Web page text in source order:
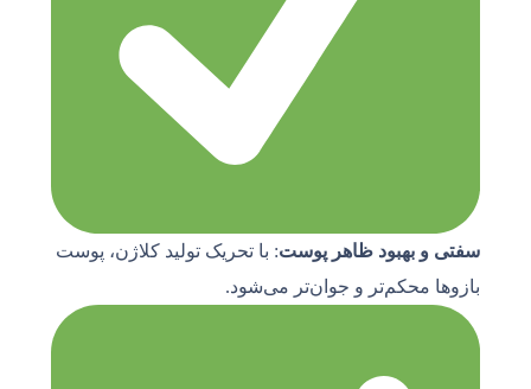
سفتی و بهبود ظاهر پوست: با تحریک تولید کلاژن، پوست
بازوها محکم‌تر و جوان‌تر می‌شود.